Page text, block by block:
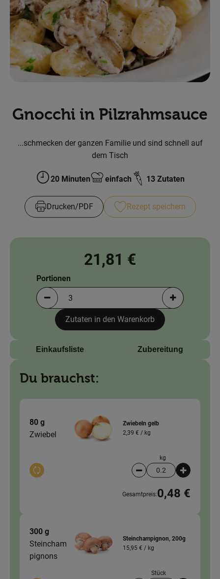
Obst & Gemüse
Backwaren
Kühlregal
Speisekammer
Körperpflege
Haushalt & Garten
Geschäftskunden-Shop
Freunde werben
Gnocchi in Pilzrahmsauce
...schmecken der ganzen Familie und sind schnell auf
dem Tisch
Zubreitungszeit:
20 Minuten
Schwierigkeit:
einfach 13 Zutaten
Drucken​/​PDF Rezept speichern
21,81 €
Portionen verringern (aktuell 3 Portionen
Portionen
Portionen
Zutaten in den Warenkorb
Einkaufsliste Zubereitung
Du brauchst:
80 g
Zwiebel
Auswahl ändern
Zwiebeln gelb
2,39 € / kg
kg
Artikelanzahl
Gesamtpreis:0,48 €
300 g
Steincham
pignons
Steinchampignon, 200g
15,95 € / kg
Stück